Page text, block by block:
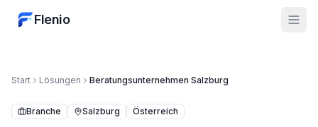
Flenio
Start Lösungen Beratungsunternehmen Salzburg
Branche Salzburg Österreich